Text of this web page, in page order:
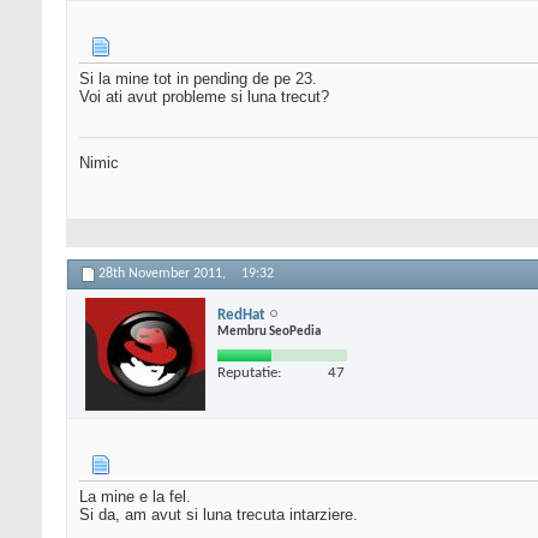
Si la mine tot in pending de pe 23.
Voi ati avut probleme si luna trecut?
Nimic
28th November 2011, 19:32
RedHat
Membru SeoPedia
Reputatie: 47
La mine e la fel.
Si da, am avut si luna trecuta intarziere.